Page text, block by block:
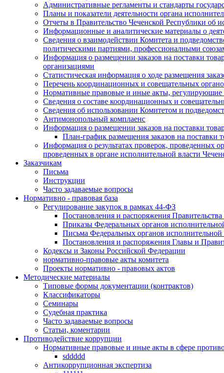
Административные регламенты и стандарты
Планы и показатели деятельности органа
Отчеты в Правительство Чеченской Республики об
Информационные и аналитические материалы о
Сведения о взаимодействии Комитета и
политическими партиями, профессионалными
Информация о размещении заказов на поставки
организациями
Статистическая информация о ходе размещения
Перечень координационных и совещательных
Нормативные правовые и иные акты, регулирующие
Сведения о составе координационных и
Сведения об использовании Комитетом и
Антимонопольный комплаенс
Информация о размещении заказов на поставки
План-график размещения заказов на поставки
Информация о результатах проверок, проведенных
проведенных в органе исполнительной власти
Заказчикам
Письма
Инструкции
Часто задаваемые вопросы
Нормативно - правовая база
Регулирование закупок в рамках 44-ФЗ
Постановления и распоряжения
Приказы Федеральных органов
Письма Федеральных органов исполнительной
Постановления и распоряжения Главы и
Кодексы и Законы Российской Федерации
нормативно-правовые акты комитета
Проекты нормативно - правовых актов
Методические материалы
Типовые формы документации (контрактов)
Классификаторы
Семинары
Судебная практика
Часто задаваемые вопросы
Статьи, коментарии
Противодействие коррупции
Нормативные правовые и иные акты в сфере
sddddd
Антикоррупционная экспертиза